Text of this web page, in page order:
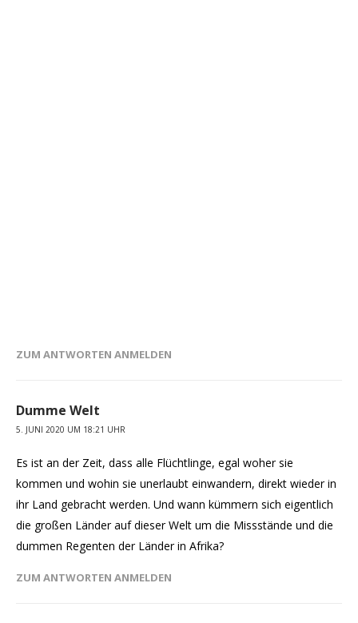
ZUM ANTWORTEN ANMELDEN
Dumme Welt
5. JUNI 2020 UM 18:21 UHR
Es ist an der Zeit, dass alle Flüchtlinge, egal woher sie
kommen und wohin sie unerlaubt einwandern, direkt wieder in
ihr Land gebracht werden. Und wann kümmern sich eigentlich
die großen Länder auf dieser Welt um die Missstände und die
dummen Regenten der Länder in Afrika?
ZUM ANTWORTEN ANMELDEN